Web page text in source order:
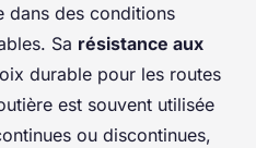
dans des conditions
Sa résistance aux
durable pour les routes
est souvent utilisée
ou discontinues,